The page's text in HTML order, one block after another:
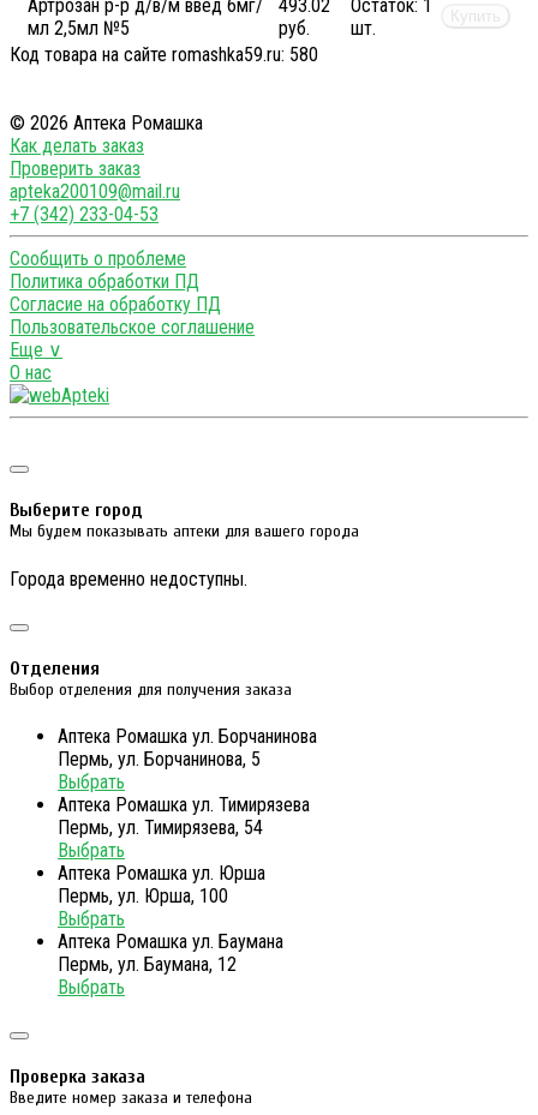
Артрозан р-р д/в/м введ 6мг/
мл 2,5мл №5
493.02
руб.
Остаток: 1
шт.
Купить
Код товара на сайте romashka59.ru: 580
© 2026 Аптека Ромашка
Как делать заказ
Проверить заказ
apteka200109@mail.ru
+7 (342) 233-04-53
Сообщить о проблеме
Политика обработки ПД
Согласие на обработку ПД
Пользовательское соглашение
Еще ∨
О нас
Выберите город
Мы будем показывать аптеки для вашего города
Города временно недоступны.
Отделения
Выбор отделения для получения заказа
Аптека Ромашка ул. Борчанинова
Пермь, ул. Борчанинова, 5
Выбрать
Аптека Ромашка ул. Тимирязева
Пермь, ул. Тимирязева, 54
Выбрать
Аптека Ромашка ул. Юрша
Пермь, ул. Юрша, 100
Выбрать
Аптека Ромашка ул. Баумана
Пермь, ул. Баумана, 12
Выбрать
Проверка заказа
Введите номер заказа и телефона